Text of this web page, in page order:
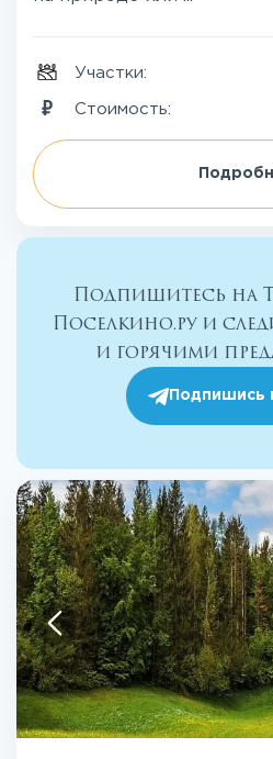
Участки:
Стоимость:
Подпишитесь на
Поселкино.ру и
и горячими
Подпишись